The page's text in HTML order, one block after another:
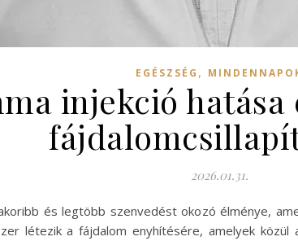
EGÉSZSÉG ,
injekció hatása
2026.01.31.
és legtöbb szenvedést okozó élménye,
létezik a fájdalom enyhítésére, amelyek